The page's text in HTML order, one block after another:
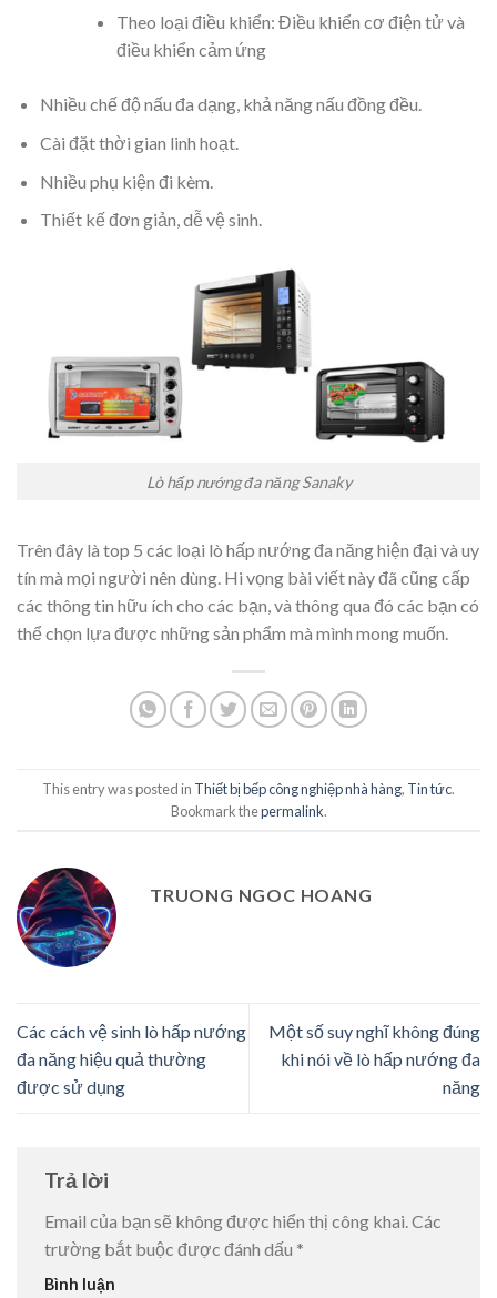
Theo loại điều khiển: Điều khiển cơ điện tử và
điều khiển cảm ứng
Nhiều chế độ nấu đa dạng, khả năng nấu đồng đều.
Cài đặt thời gian linh hoạt.
Nhiều phụ kiện đi kèm.
Thiết kế đơn giản, dễ vệ sinh.
Lò hấp nướng đa năng Sanaky
Trên đây là top 5 các loại lò hấp nướng đa năng hiện đại và uy
tín mà mọi người nên dùng. Hi vọng bài viết này đã cũng cấp
các thông tin hữu ích cho các bạn, và thông qua đó các bạn có
thể chọn lựa được những sản phẩm mà mình mong muốn.
This entry was posted in Thiết bị bếp công nghiệp nhà hàng, Tin tức.
Bookmark thepermalink.
TRUONG NGOC HOANG
Các cách vệ sinh lò hấp nướng
đa năng hiệu quả thường
được sử dụng
Một số suy nghĩ không đúng
khi nói về lò hấp nướng đa
năng
Trả lời
Email của bạn sẽ không được hiển thị công khai.Các
trường bắt buộc được đánh dấu *
Bình luận